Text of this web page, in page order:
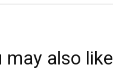
may also like